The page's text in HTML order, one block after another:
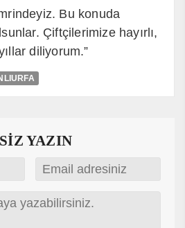
Bu konuda
Çiftçilerimize hayırlı,
diliyorum.”
YAZIN